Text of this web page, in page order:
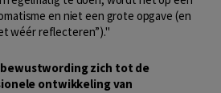
en niet een grote opgave (en
wéér reflecteren”)."
zich tot de
ontwikkeling van